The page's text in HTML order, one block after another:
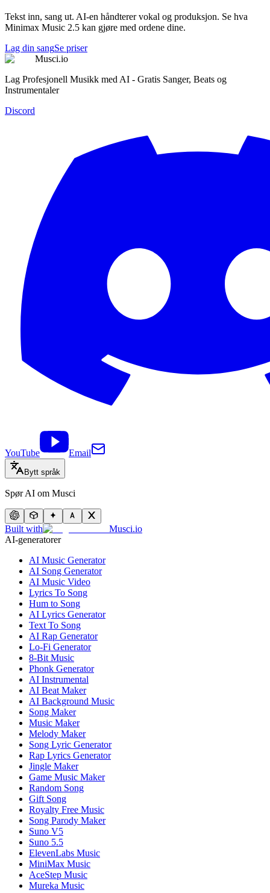
Tekst inn, sang ut. AI-en håndterer vokal og produksjon. Se hva
Minimax Music 2.5 kan gjøre med ordene dine.
Lag din sangSe priser
Musci.io
Lag Profesjonell Musikk med AI - Gratis Sanger, Beats og
Instrumentaler
Discord
YouTube Email
Bytt språk
Spør AI om Musci
Built with
Musci.io
AI-generatorer
AI Music Generator
AI Song Generator
AI Music Video
Lyrics To Song
Hum to Song
AI Lyrics Generator
Text To Song
AI Rap Generator
Lo-Fi Generator
8-Bit Music
Phonk Generator
AI Instrumental
AI Beat Maker
AI Background Music
Song Maker
Music Maker
Melody Maker
Song Lyric Generator
Rap Lyrics Generator
Jingle Maker
Game Music Maker
Random Song
Gift Song
Royalty Free Music
Song Parody Maker
Suno V5
Suno 5.5
ElevenLabs Music
MiniMax Music
AceStep Music
Mureka Music